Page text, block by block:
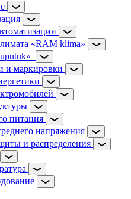
«RAM klima»
и маркировки
питания
напряжения
и распределения